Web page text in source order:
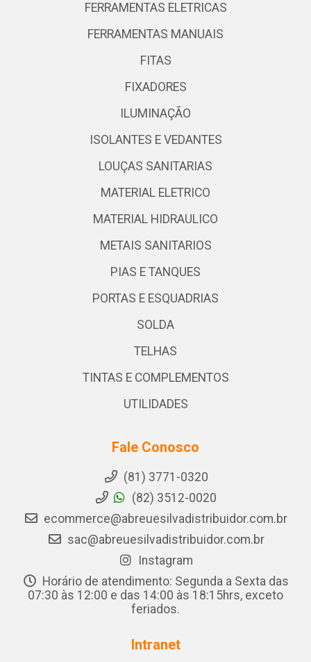
FERRAMENTAS ELETRICAS
FERRAMENTAS MANUAIS
FITAS
FIXADORES
ILUMINAÇÃO
ISOLANTES E VEDANTES
LOUÇAS SANITARIAS
MATERIAL ELETRICO
MATERIAL HIDRAULICO
METAIS SANITARIOS
PIAS E TANQUES
PORTAS E ESQUADRIAS
SOLDA
TELHAS
TINTAS E COMPLEMENTOS
UTILIDADES
Fale Conosco
(81) 3771-0320
(82) 3512-0020
ecommerce@abreuesilvadistribuidor.com.br
sac@abreuesilvadistribuidor.com.br
Instagram
Horário de atendimento: Segunda a Sexta das
07:30 às 12:00 e das 14:00 às 18:15hrs, exceto
feriados.
Intranet